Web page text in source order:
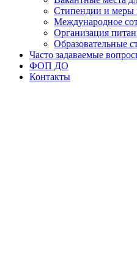
Стипендии и меры
Международное
Организация
Образовательные
Часто задаваемые
ФОП ДО
Контакты